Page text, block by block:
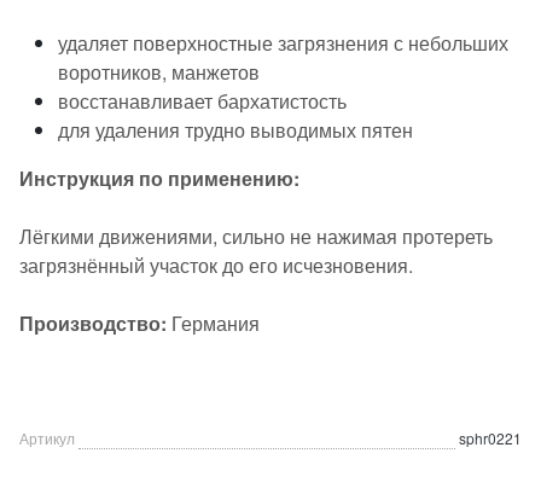
удаляет поверхностные загрязнения с небольших
воротников, манжетов
восстанавливает бархатистость
для удаления трудно выводимых пятен
Инструкция по применению:
Лёгкими движениями, сильно не нажимая протереть
загрязнённый участок до его исчезновения.
Производство: Германия
Артикул sphr0221